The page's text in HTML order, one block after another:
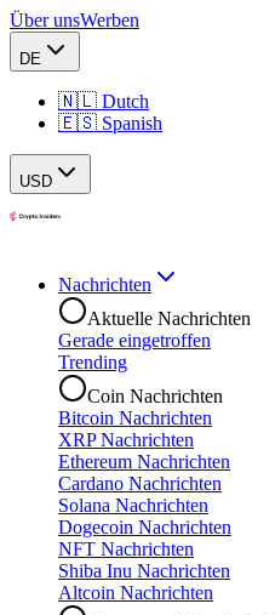
Über unsWerben
DE
🇳🇱 Dutch
🇪🇸 Spanish
USD
Nachrichten
Aktuelle Nachrichten
Gerade eingetroffen
Trending
Coin Nachrichten
Bitcoin Nachrichten
XRP Nachrichten
Ethereum Nachrichten
Cardano Nachrichten
Solana Nachrichten
Dogecoin Nachrichten
NFT Nachrichten
Shiba Inu Nachrichten
Altcoin Nachrichten